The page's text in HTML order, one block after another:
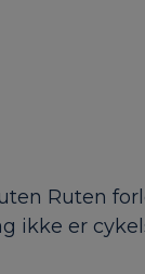
Ruten
ikke er